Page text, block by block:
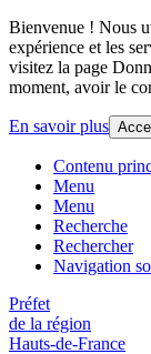
Bienvenue ! Nous
expérience et les
visitez la page
moment, avoir le
En savoir plus
Contenu
Menu
Menu
Recherche
Rechercher
Navigation
Préfet
de la région
Hauts-de-France